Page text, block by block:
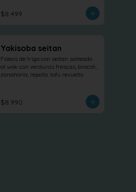
$8.499
Yakisoba seitan
Fideos de trigo con seitan salteado
al wok con verduras frescas, brocoli,
zanahoria, repollo. tofu revuelto
$8.990